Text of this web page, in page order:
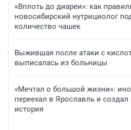
«Вплоть до диареи»: как
новосибирский нутрициолог
количество чашек
Выжившая после атаки с
выписалась из больницы
«Мечтал о большой жизни»:
переехал в Ярославль и
история